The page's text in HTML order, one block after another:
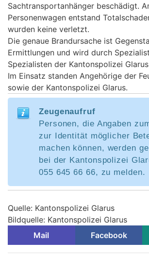
Sachtransportanhänger beschädigt.
Personenwagen entstand
wurden keine verletzt.
Die genaue Brandursache ist
Ermittlungen und wird durch
Spezialisten der Kantonspolizei
Im Einsatz standen Angehörige der
sowie der Kantonspolizei Glarus.
Zeugenaufruf
Personen, die Angaben
zur Identität möglicher
machen können, werden
bei der Kantonspolizei
055 645 66 66, zu melden.
Quelle: Kantonspolizei Glarus
Bildquelle: Kantonspolizei Glarus
Mail
Facebook